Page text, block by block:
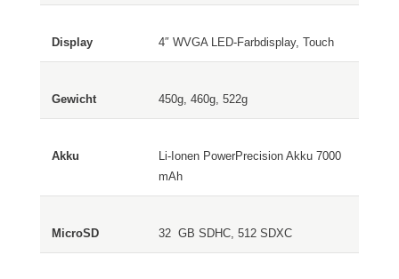
4″ WVGA LED-Farbdisplay, Touch
450g, 460g, 522g
Li-Ionen PowerPrecision Akku 7000
mAh
32 GB SDHC, 512 SDXC